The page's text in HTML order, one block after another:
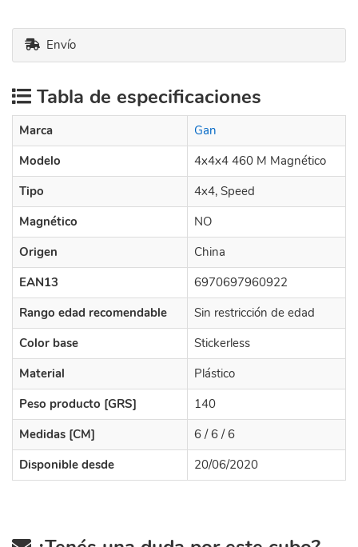
Envío
Tabla de especificaciones
Marca
Gan
Modelo
4x4x4 460 M Magnético
Tipo
4x4, Speed
Magnético
NO
Origen
China
EAN13
6970697960922
Rango edad recomendable
Sin restricción de edad
Color base
Stickerless
Material
Plástico
Peso producto [GRS]
140
Medidas [CM]
6 / 6 / 6
Disponible desde
20/06/2020